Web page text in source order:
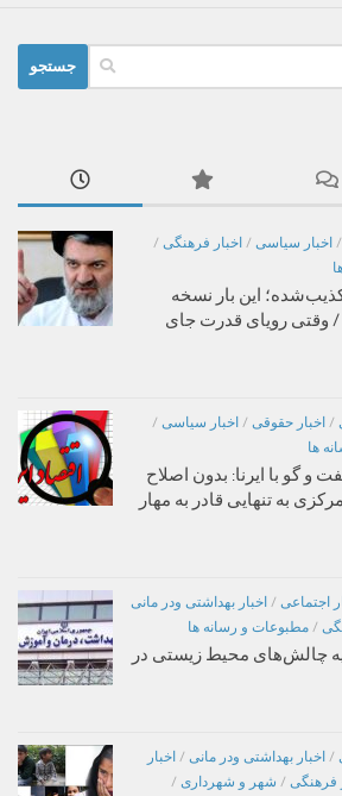
/ اخبار سیاسی / اخبار فرهنگی /
این بار نسخه
/ وقتی رویای قدرت جای
/ اخبار حقوقی / اخبار سیاسی /
ها
و گو با ایرنا: بدون اصلاح
به تنهایی قادر به مهار
اجتماعی / اخبار بهداشتی ودر مانی
/ مطبوعات و رسانه ها
چالش‌های محیط زیستی در
/ اخبار بهداشتی ودر مانی / اخبار
فرهنگی / شهر و شهرداری /